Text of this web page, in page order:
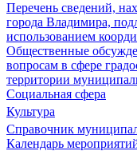
Перечень сведений,
города Владимира,
использованием
Общественные
вопросам в сфере
территории
Социальная сфера
Культура
Справочник
Календарь